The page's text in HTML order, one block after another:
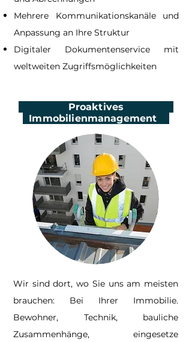
Mehrere Kommunikationskanäle und
Anpassung an Ihre Struktur
Digitaler Dokumentenservice mit
weltweiten Zugriffsmöglichkeiten
Proaktives
Immobilienmanagement
Wir sind dort, wo Sie uns am meisten
brauchen: Bei Ihrer Immobilie.
Bewohner, Technik, bauliche
Zusammenhänge, eingesetze